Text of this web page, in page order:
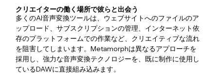
クリエイターの働く場所で彼らと出会う
多くのAI音声変換ツールは、ウェブサイトへのファイルのア
ップロード、サブスクリプションの管理、インターネット依
存のプラットフォームでの作業など、クリエイティブな流れ
を阻害してしまいます。Metamorphは異なるアプローチを
採用し、強力な音声変換テクノロジーを、既に制作に使用し
ているDAWに直接組み込みます。